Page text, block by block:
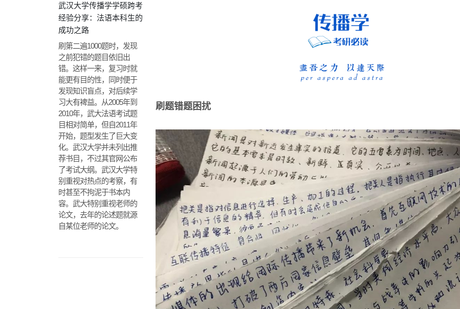
武汉大学传播学学硕跨考
经验分享：法语本科生的
成功之路
刷第二遍1000题时，发现
之前犯错的题目依旧出
错。这样一来，复习时就
能更有目的性，同时便于
发现知识盲点，对后续学
习大有裨益。从2005年到
2010年，武大法语考试题
目相对简单，但自2011年
开始，题型发生了巨大变
化。武汉大学并未列出推
荐书目，不过其官网公布
了考试大纲。武汉大学特
别重视对热点的考察，有
时甚至不拘泥于书本内
容。武大特别重视老师的
论文，去年的论述题就源
自某位老师的论文。
刷题错题困扰